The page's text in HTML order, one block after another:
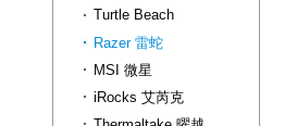
Turtle Beach
Razer 雷蛇
MSI 微星
iRocks 艾芮克